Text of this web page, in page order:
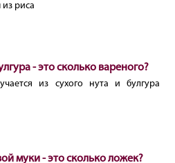
риса
- это сколько вареного?
из сухого нута и булгура
муки - это сколько ложек?